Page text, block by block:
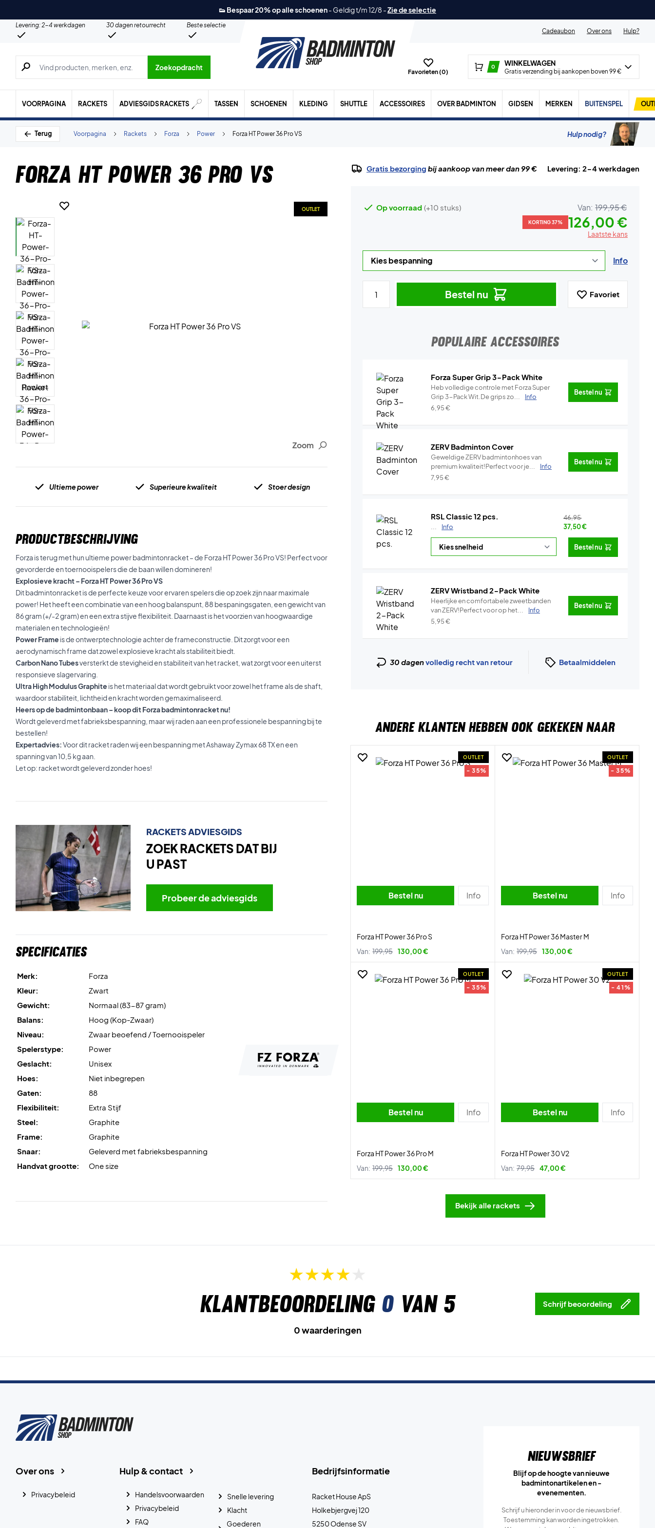
👟 Bespaar 20% op alle schoenen- Geldig t/m 12/8 -Zie de selectie
Levering: 2-4 werkdagen 30 dagen retourrecht
Beste selectie
Cadeaubon
Over ons Hulp?
Zoeken naar producten, merken etc.
Zoekopdracht
Favorieten (0)
0 WINKELWAGEN
Gratis verzending bij aankopen boven 99 €
VOORPAGINA RACKETS ADVIESGIDS RACKETS TASSEN SCHOENEN KLEDING SHUTTLE ACCESSOIRES OVER BADMINTON GIDSEN MERKEN BUITENSPEL
Terug Forza HT Power 36 Pro VS
Power
Forza
Rackets
Voorpagina Hulp nodig?
Forza HT Power 36 Pro VS
Zoom
OUTLET
Ultieme power Superieure kwaliteit Stoer design
PRODUCTBESCHRIJVING
Forza is terug met hun ultieme power badmintonracket – de Forza HT Power 36 Pro VS! Perfect voor
gevorderde en toernooispelers die de baan willen domineren!
Explosieve kracht – Forza HT Power 36 Pro VS
Dit badmintonracket is de perfecte keuze voor ervaren spelers die op zoek zijn naar maximale
power! Het heeft een combinatie van een hoog balanspunt, 88 bespaningsgaten, een gewicht van
86 gram (+/-2 gram) en een extra stijve flexibiliteit. Daarnaast is het voorzien van hoogwaardige
materialen en technologieën!
Power Frame is de ontwerptechnologie achter de frameconstructie. Dit zorgt voor een
aerodynamisch frame dat zowel explosieve kracht als stabiliteit biedt.
Carbon Nano Tubesversterkt de stevigheid en stabiliteit van het racket, wat zorgt voor een uiterst
responsieve slagervaring.
Ultra High Modulus Graphite is het materiaal dat wordt gebruikt voor zowel het frame als de shaft,
waardoor stabiliteit, lichtheid en kracht worden gemaximaliseerd.
Heers op de badmintonbaan – koop dit Forza badmintonracket nu!
Wordt geleverd met fabrieksbespanning, maar wij raden aan een professionele bespanning bij te
bestellen!
Expertadvies:Voor dit racket raden wij een bespanning met Ashaway Zymax 68 TX en een
spanning van 10,5 kg aan.
Let op: racket wordt geleverd zonder hoes!
RACKETS ADVIESGIDS
ZOEK RACKETS DAT BIJ
U PAST
Probeer de adviesgids
Specificaties
Merk:
Forza
Kleur:
Zwart
Gewicht:
Normaal (83-87 gram)
Balans:
Hoog (Kop-Zwaar)
Niveau:
Zwaar beoefend / Toernooispeler
Spelerstype:
Power
Geslacht:
Unisex
Hoes:
Niet inbegrepen
Gaten:
88
Flexibiliteit:
Extra Stijf
Steel:
Graphite
Frame:
Graphite
Snaar:
Geleverd met fabrieksbespanning
Handvat grootte:
One size
Gratis bezorging bij aankoop van meer dan 99 € Levering: 2-4 werkdagen
Op voorraad (+10 stuks) Van: 199,95 €
KORTING 37% 126,00 €
Laatste kans
Info
Bestel nu Favoriet
POPULAIRE ACCESSOIRES
Forza Super Grip 3-Pack White
Heb volledige controle met Forza Super
Grip 3-Pack Wit.De grips zo...
Info
6,95€
Bestel nu
ZERV Badminton Cover
Geweldige ZERV badmintonhoes van
premium kwaliteit!Perfect voor je...
Info
7,95€
Bestel nu
RSL Classic 12 pcs.
Info
46,95
37,50€
Bestel nu
ZERV Wristband 2-Pack White
Heerlijke en comfortabele zweetbanden
van ZERV!Perfect voor op het...
Info
5,95€
Bestel nu
30 dagenvolledig recht van retour Betaalmiddelen
ANDERE KLANTEN HEBBEN OOK GEKEKEN NAAR
OUTLET
- 35%
Bestel nu Info
Forza HT Power 36 Pro S
Van: 199,95 130,00 €
OUTLET
- 35%
Bestel nu Info
Forza HT Power 36 Master M
Van: 199,95 130,00 €
OUTLET
- 35%
Bestel nu Info
Forza HT Power 36 Pro M
Van: 199,95 130,00 €
OUTLET
- 41%
Bestel nu Info
Forza HT Power 30 V2
Van: 79,95 47,00 €
Bekijk alle rackets
Klantbeoordeling 0van 5 Schrijf beoordeling
0 waarderingen
Bedrijfsinformatie
Racket House ApS
Holkebjergvej 120
5250 Odense SV
Hulp & contact
Handelsvoorwaarden
Privacybeleid
FAQ
Snelle levering
Klacht
Goederen
Over ons
Privacybeleid
Nieuwsbrief
Blijf op de hoogte van nieuwe
badmintonartikelen en -
evenementen.
Schrijf u hieronder in voor de nieuwsbrief.
Toestemming kan worden ingetrokken.